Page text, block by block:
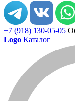
+7 (918) 130-05-05
Logo Каталог